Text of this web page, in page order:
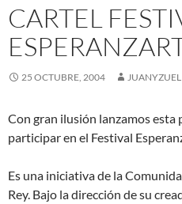
CARTEL
25 OCTUBRE, 2004 JUANYZUEL
Con gran ilusión lanzamos esta
participar en el Festival
Es una iniciativa de la
Rey. Bajo la dirección de su